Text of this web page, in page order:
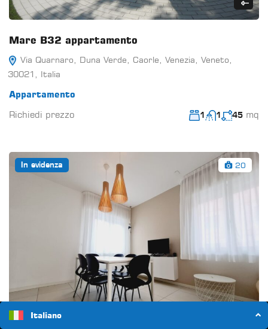
Mare B32 appartamento
Via Quarnaro, Duna Verde, Caorle, Venezia, Veneto,
30021, Italia
Appartamento
Richiedi prezzo
1 1 45 mq
In evidenza 20
Italiano